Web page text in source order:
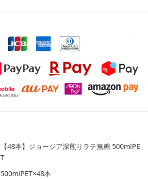
【48本】ジョージア深煎りラテ無糖 500mlPE
T
500mlPET×48本